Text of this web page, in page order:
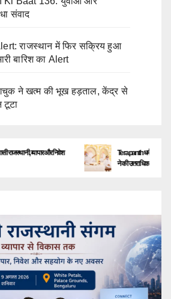
संवाद
राजस्थान में फिर सक्रिय हुआ
बारिश का Alert
ने खत्म की भूख हड़ताल, केंद्र से
टूटा
व्यापार और निवेश
Terapanth धर्मसंघ को मिला नया
ने की उत्तराधिकारी की घोषणा